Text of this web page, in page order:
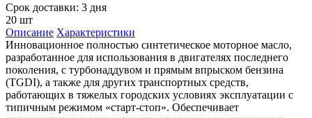
Срок доставки: 3 дня
20 шт
Описание Характеристики
Инновационное полностью синтетическое моторное масло,
разработанное для использования в двигателях последнего
поколения, с турбонаддувом и прямым впрыском бензина
(TGDI), а также для других транспортных средств,
работающих в тяжелых городских условиях эксплуатации с
типичным режимом «старт-стоп». Обеспечивает